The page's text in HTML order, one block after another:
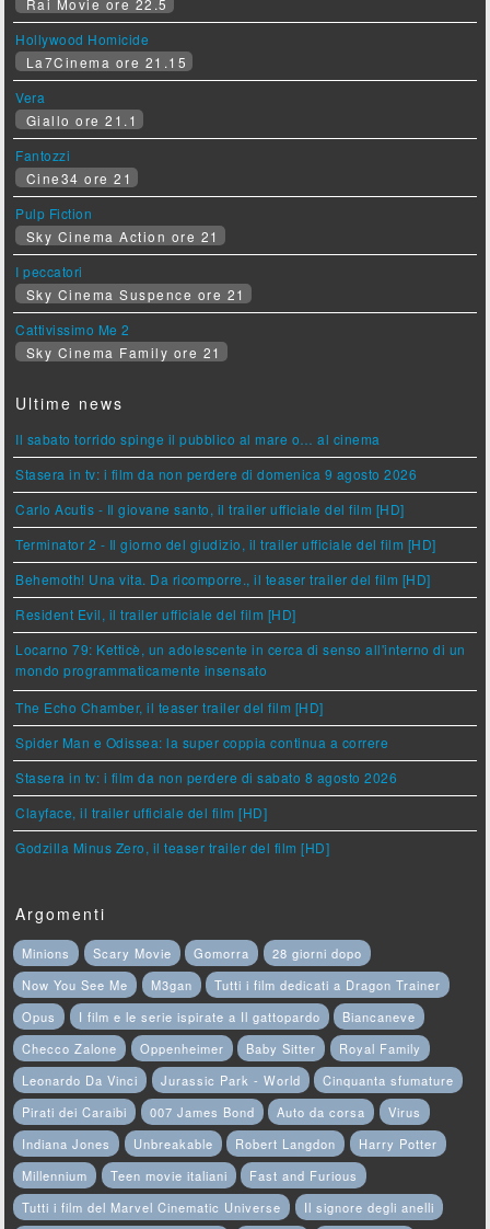
Rai Movie ore 22.5
Hollywood Homicide
La7Cinema ore 21.15
Vera
Giallo ore 21.1
Fantozzi
Cine34 ore 21
Pulp Fiction
Sky Cinema Action ore 21
I peccatori
Sky Cinema Suspence ore 21
Cattivissimo Me 2
Sky Cinema Family ore 21
Ultime news
Il sabato torrido spinge il pubblico al mare o… al cinema
Stasera in tv: i film da non perdere di domenica 9 agosto 2026
Carlo Acutis - Il giovane santo, il trailer ufficiale del film [HD]
Terminator 2 - Il giorno del giudizio, il trailer ufficiale del film [HD]
Behemoth! Una vita. Da ricomporre., il teaser trailer del film [HD]
Resident Evil, il trailer ufficiale del film [HD]
Locarno 79: Ketticè, un adolescente in cerca di senso all'interno di un
mondo programmaticamente insensato
The Echo Chamber, il teaser trailer del film [HD]
Spider Man e Odissea: la super coppia continua a correre
Stasera in tv: i film da non perdere di sabato 8 agosto 2026
Clayface, il trailer ufficiale del film [HD]
Godzilla Minus Zero, il teaser trailer del film [HD]
Argomenti
Minions Scary Movie Gomorra
28 giorni dopo
Now You See Me
M3gan
Tutti i film dedicati a Dragon Trainer
Opus
I film e le serie ispirate a Il gattopardo
Biancaneve
Checco Zalone
Oppenheimer Baby Sitter
Royal Family
Leonardo Da Vinci
Jurassic Park - World
Cinquanta sfumature
Pirati dei Caraibi
007 James Bond Auto da corsa
Virus
Indiana Jones
Unbreakable Robert Langdon
Harry Potter
Millennium
Teen movie italiani
Fast and Furious
Tutti i film del Marvel Cinematic Universe
Il signore degli anelli